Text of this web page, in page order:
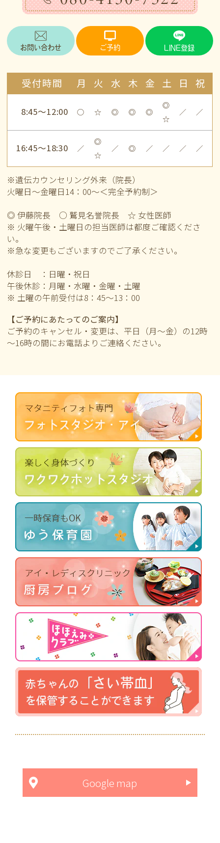
お問い合わせ ご予約 LINE登録
受付時間 月 火 水 木 金 土 日 祝
8:45～12:00 ○ ☆ ◎ ◎ ◎
◎
☆
／ ／
16:45～18:30 ／
◎
☆
／ ◎ ／ ／ ／ ／
※遺伝カウンセリング外来（院長）
火曜日～金曜日14：00～＜完全予約制＞
◎ 伊藤院長 ○ 鷲見名誉院長 ☆ 女性医師
※ 火曜午後・土曜日の担当医師は都度ご確認くださ
い。
※急な変更もございますのでご了承ください。
休診日 ：日曜・祝日
午後休診：月曜・水曜・金曜・土曜
※ 土曜の午前受付は8：45～13：00
【ご予約にあたってのご案内】
ご予約のキャンセル・変更は、平日（月～金）の12時
～16時の間にお電話よりご連絡ください。
Google map